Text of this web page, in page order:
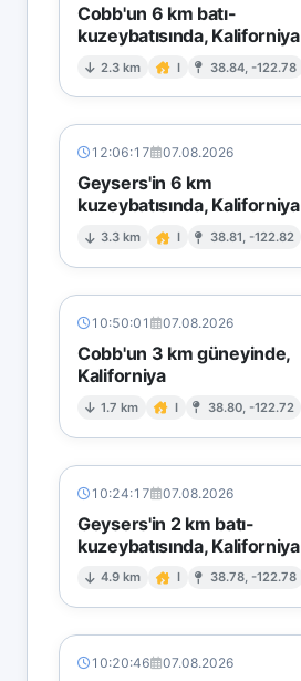
Cobb'un 6 km batı-
kuzeybatısında, Kaliforniya
2.3 km I 38.84, -122.78
12:06:17 07.08.2026
Geysers'in 6 km
kuzeybatısında, Kaliforniya
3.3 km I 38.81, -122.82
10:50:01 07.08.2026
Cobb'un 3 km güneyinde,
Kaliforniya
1.7 km I 38.80, -122.72
10:24:17 07.08.2026
Geysers'in 2 km batı-
kuzeybatısında, Kaliforniya
4.9 km I 38.78, -122.78
10:20:46 07.08.2026